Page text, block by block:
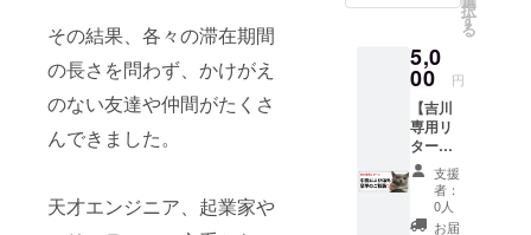
その結果、各々の滞在期間
の長さを問わず、かけがえ
のない友達や仲間がたくさ
んできました。
天才エンジニア、起業家や
企業との合
弁会社の
ボードメン
バーとして
ローカル
マーケット
向けのマー
●クラウ
ドファ
ンディ
ングの
活動報
告にお
名前掲
法をお
ます）
●リバ邸
深セン
ご支援
者様限
定FBグ
ループ
へのご
招待 ●
リバ邸
択
す
る
5,0
00 円
【吉川
専用リ
ター
ン】 ●1
時間の
濃密な
中国留
支援
者：
0人
お届